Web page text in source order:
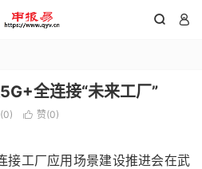
 
全连接“未来工厂”
 赞(0)
接工厂应用场景建设推进会在武